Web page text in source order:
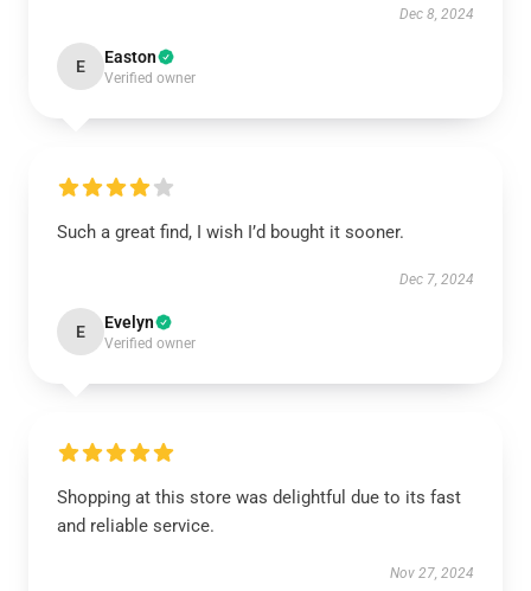
Dec 8, 2024
E Easton
Verified owner
Such a great find, I wish I’d bought it sooner.
Dec 7, 2024
E Evelyn
Verified owner
Shopping at this store was delightful due to its fast
and reliable service.
Nov 27, 2024